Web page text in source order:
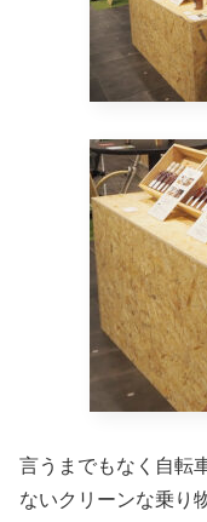
言うまでもなく自転
ないクリーンな乗り